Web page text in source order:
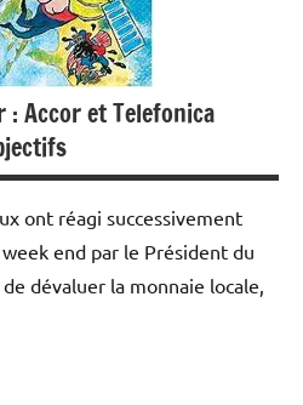
: Accor et Telefonica
ont réagi successivement
end par le Président du
dévaluer la monnaie locale,